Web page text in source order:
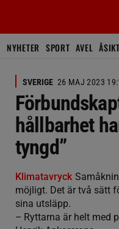
NYHETER SPORT AVEL ÅSIKT
SVERIGE 26 MAJ 2023
hållbarhet
tyngd”
Klimatavryck
möjligt. Det är två sätt
sina utsläpp.
– Ryttarna är helt med